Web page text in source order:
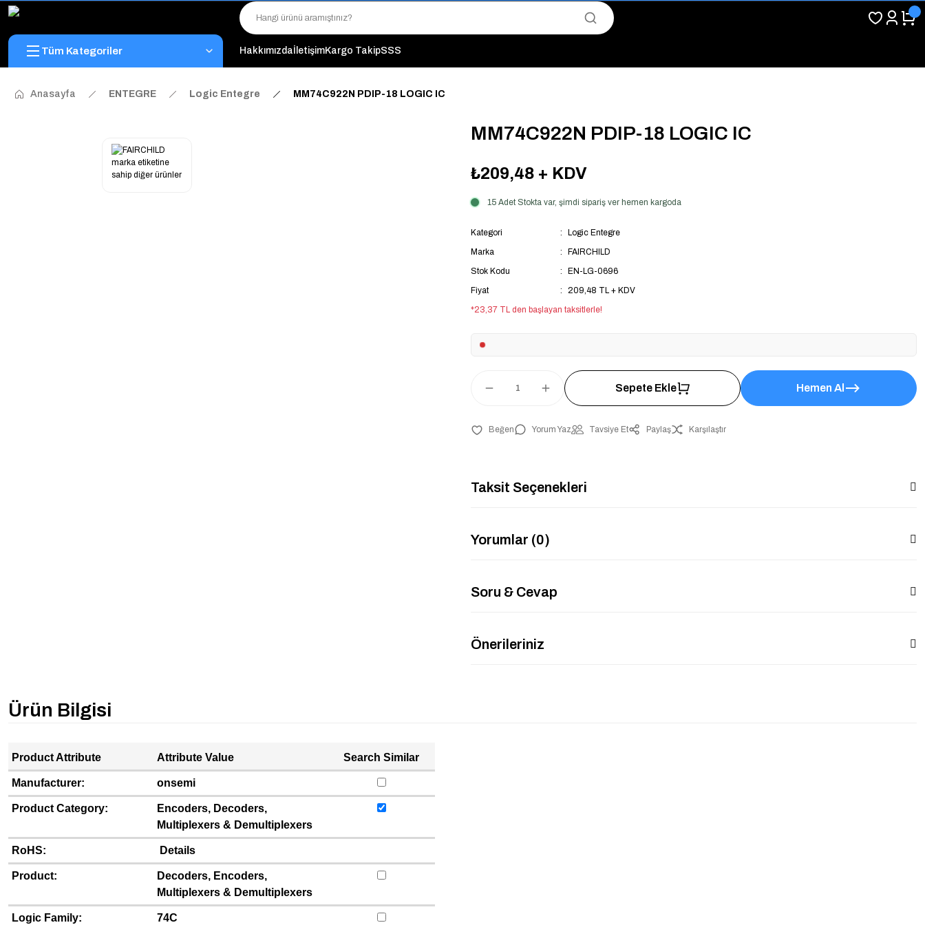
"Toptan Fiyatına Perakende Satış Avantajını Kaçırmayın!"
"Üyelere Özel: Stok Önceliği ve Proje Fiyatları."
Tüm Kategoriler HakkımızdaİletişimKargo TakipSSS
Anasayfa ENTEGRE Logic Entegre MM74C922N PDIP-18 LOGIC IC
MM74C922N PDIP-18 LOGIC IC
₺209,48 + KDV
15 Adet Stokta var, şimdi sipariş ver hemen kargoda
Kategori
Logic Entegre
Marka
FAIRCHILD
Stok Kodu
EN-LG-0696
Fiyat
209,48 TL + KDV
*23,37 TL den başlayan taksitlerle!
Sepete Ekle Hemen Al
Yorum Yaz Tavsiye Et Paylaş Karşılaştır
Taksit Seçenekleri
Yorumlar (0)
Soru & Cevap
Önerileriniz
Ürün Bilgisi
Product Attribute Attribute Value Search Similar
Manufacturer: onsemi
Product Category:
Encoders, Decoders,
Multiplexers & Demultiplexers
RoHS: Details
Product:
Decoders, Encoders,
Multiplexers & Demultiplexers
Logic Family: 74C